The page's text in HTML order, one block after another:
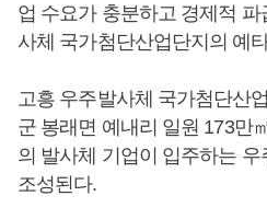
업 수요가 충분하고 경제적
사체 국가첨단산업단지의 예
고흥 우주발사체 국가첨단산
군 봉래면 예내리 일원 173만
의 발사체 기업이 입주하는
조성된다.